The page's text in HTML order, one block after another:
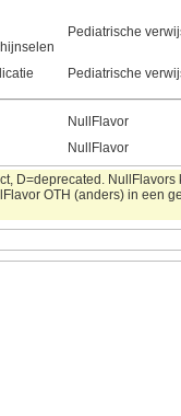
Pediatrische
Pediatrische
NullFlavor
NullFlavor
D=deprecated. NullFlavors
OTH (anders) in een